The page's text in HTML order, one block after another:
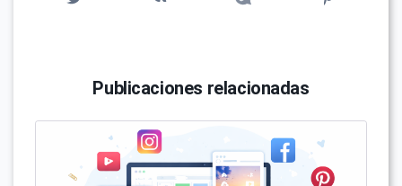
Publicaciones relacionadas